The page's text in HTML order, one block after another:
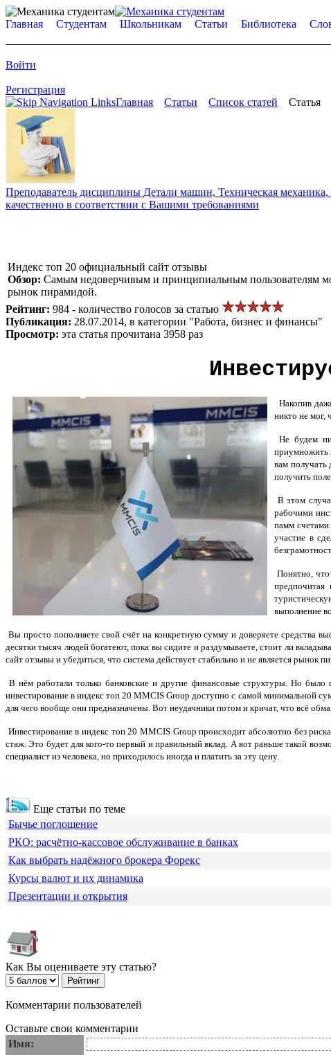
Главная Студентам Школьникам Статьи Библиотека
Войти
Регистрация
Главная
Статьи Список статей Статья
Преподаватель дисциплины Детали машин, Техническая
качественно в соответствии с Вашими требованиями
Индекс топ 20 официальный сайт отзывы
Обзор: Самым недоверчивым и принципиальным пользователям
рынок пирамидой.
Рейтинг: 984 - количество голосов за статью
Публикация: 28.07.2014, в категории "Работа, бизнес и финансы"
Просмотр: эта статья прочитана 3958 раз
Накопив
никто не мог,
Не будем
приумножить
вам получать
получить
В этом
рабочими
памм
участие в
Понятно,
выполнение
Вы просто пополняете свой счёт на конкретную сумму и доверяете средства
десятки тысяч людей богатеют, пока вы сидите и раздумываете, стоит ли
сайт отзывы и убедиться, что система действует стабильно и не является
В нём работали только банковские и другие финансовые структуры. Но
инвестирование в индекс топ 20 MMCIS Group доступно с самой минимальной
для чего вообще они предназначены. Вот неудачники потом и кричат, что всё
Инвестирование в индекс топ 20 MMCIS Group происходит абсолютно без
стаж. Это будет для кого-то первый и правильный вклад. А вот раньше такой
специалист из человека, но приходилось иногда и платить за эту цену.
Еще статьи по теме
Бычье поглощение
РКО: расчётно-кассовое обслуживание в банках
Как выбрать надёжного брокера Форекс
Курсы валют и их динамика
Презентации и открытия
Как Вы оцениваете эту статью?
Комментарии пользователей
Оставьте свои комментарии
Имя: